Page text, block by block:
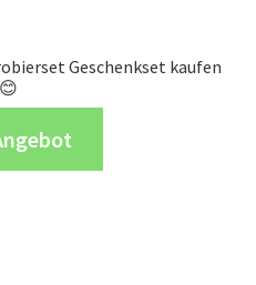
Geschenkset kaufen
😊